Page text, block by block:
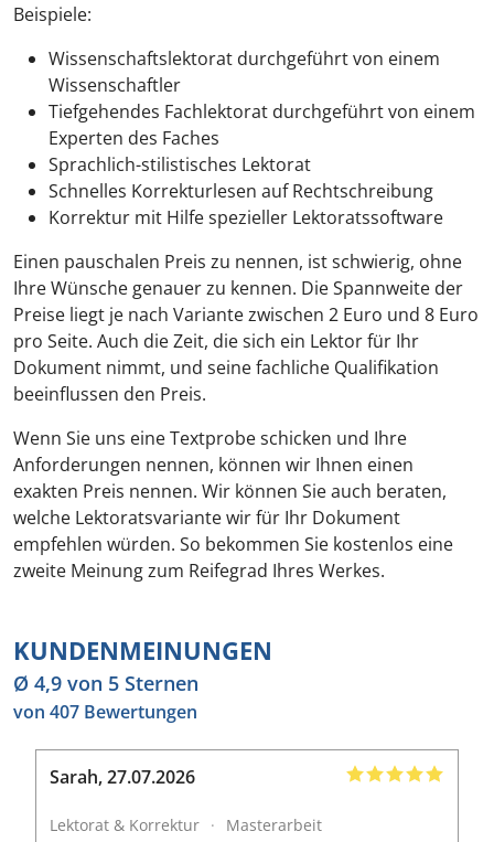
Beispiele:
Wissenschaftslektorat durchgeführt von einem
Wissenschaftler
Tiefgehendes Fachlektorat durchgeführt von einem
Experten des Faches
Sprachlich-stilistisches Lektorat
Schnelles Korrekturlesen auf Rechtschreibung
Korrektur mit Hilfe spezieller Lektoratssoftware
Einen pauschalen Preis zu nennen, ist schwierig, ohne
Ihre Wünsche genauer zu kennen. Die Spannweite der
Preise liegt je nach Variante zwischen 2 Euro und 8 Euro
pro Seite. Auch die Zeit, die sich ein Lektor für Ihr
Dokument nimmt, und seine fachliche Qualifikation
beeinflussen den Preis.
Wenn Sie uns eine Textprobe schicken und Ihre
Anforderungen nennen, können wir Ihnen einen
exakten Preis nennen. Wir können Sie auch beraten,
welche Lektoratsvariante wir für Ihr Dokument
empfehlen würden. So bekommen Sie kostenlos eine
zweite Meinung zum Reifegrad Ihres Werkes.
KUNDENMEINUNGEN
Ø 4,9 von 5 Sternen
von 407 Bewertungen
Sarah,27.07.2026
Lektorat & Korrektur · Masterarbeit